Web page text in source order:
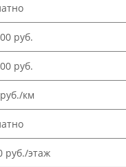
руб.
руб.
км
руб./этаж